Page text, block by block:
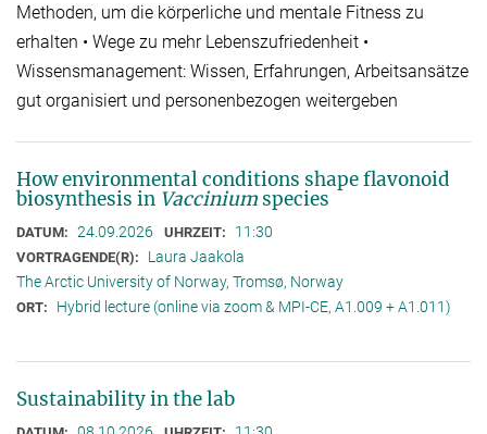
Methoden, um die körperliche und mentale Fitness zu
erhalten • Wege zu mehr Lebenszufriedenheit •
Wissensmanagement: Wissen, Erfahrungen, Arbeitsansätze
gut organisiert und personenbezogen weitergeben
How environmental conditions shape flavonoid
biosynthesis in Vaccinium species
DATUM: 24.09.2026 UHRZEIT: 11:30
VORTRAGENDE(R):
Laura Jaakola
The Arctic University of Norway, Tromsø, Norway
ORT: Hybrid lecture (online via zoom & MPI-CE, A1.009 + A1.011)
Sustainability in the lab